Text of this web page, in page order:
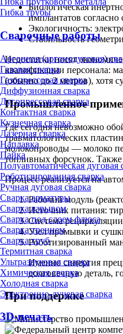
Гибка трубы
Сварочные работы
Аргонная (аргонодуговая)
Газовая сварка
Газопрессовая сварка
Диффузионная сварка
Дугопрессовая сварка
Контактная сварка
Кузнечная сварка
Лазерная сварка
Наплавка
Пайка
Полуавтоматическая дуговая
Роботизированная сварка
Ручная дуговая сварка
Сварка арматуры
Сварка взрывом
Сварка под слоем флюса
Сварка трением
Сварка труб
Термитная сварка
Ультразвуковая сварка
Химическая сварка
Холодная сварка
Электронно-лучевая сварка
3D-печать
Биологическая
имплантатов согласно
Экологичность:
Стабильность
Недостатки носят
квалификации персонала:
(обычно до 2 метров), хотя
Промышленное
Где сегодня невозможно
травматологических
молокопроводы — молоко
топливных форсунок. Также
Процесс реализуется на
Рабочий модуль
Источник питания:
Система
Узел промывки и
Роботизированный
Именно синергия
долговечную деталь,
При поддержке